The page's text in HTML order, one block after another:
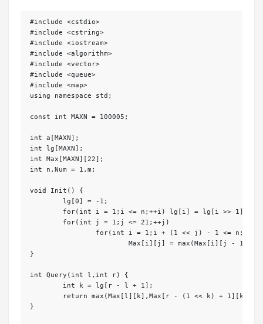
#include <cstdio>
#include <cstring>
#include <iostream>
#include <algorithm>
#include <vector>
#include <queue>
#include <map>
using namespace std;
const int MAXN = 100005;
int a[MAXN];
int lg[MAXN];
int Max[MAXN][22];
int n,Num = 1,m;
void Init() {
}
int Query(int l,int r) {
}